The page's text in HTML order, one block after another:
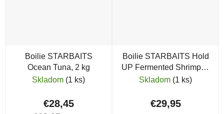
Boilie STARBAITS
Ocean Tuna, 2 kg
Skladom (1 ks)
€28,45
Boilie STARBAITS Hold
UP Fermented Shrimp, 2
kg
Skladom (1 ks)
€29,95